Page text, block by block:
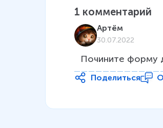
1 комментарий
Артём
30.07.2022
Почините форму
Поделиться